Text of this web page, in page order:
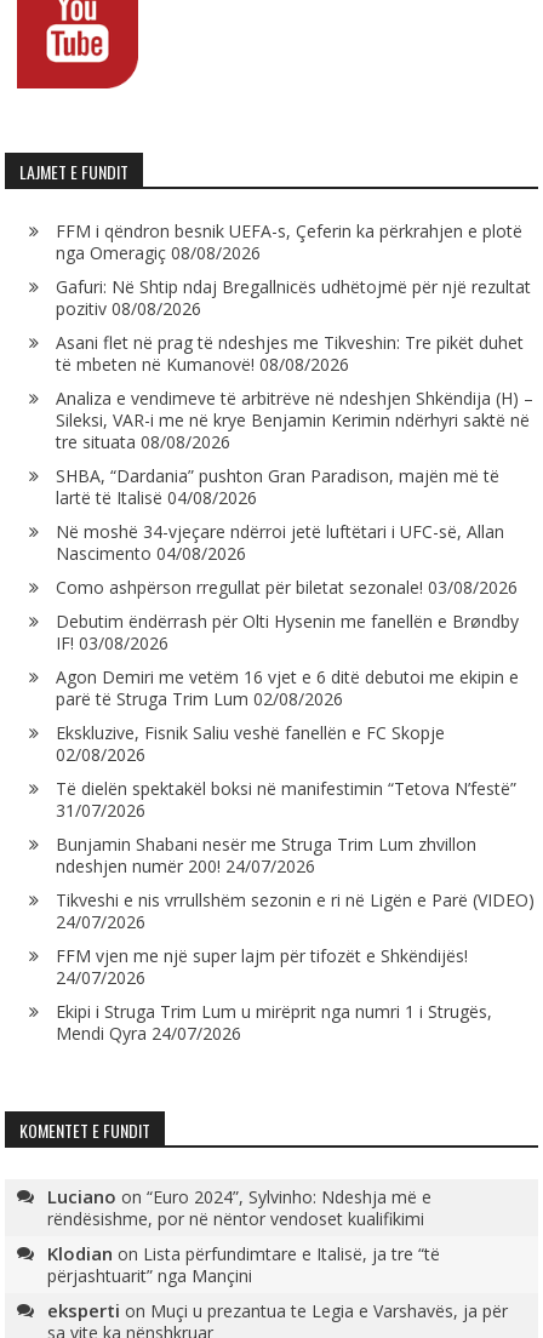
LAJMET E FUNDIT
FFM i qëndron besnik UEFA-s, Çeferin ka përkrahjen e plotë
nga Omeragiç 08/08/2026
Gafuri: Në Shtip ndaj Bregallnicës udhëtojmë për një rezultat
pozitiv 08/08/2026
Asani flet në prag të ndeshjes me Tikveshin: Tre pikët duhet
të mbeten në Kumanovë! 08/08/2026
Analiza e vendimeve të arbitrëve në ndeshjen Shkëndija (H) –
Sileksi, VAR-i me në krye Benjamin Kerimin ndërhyri saktë në
tre situata 08/08/2026
SHBA, “Dardania” pushton Gran Paradison, majën më të
lartë të Italisë 04/08/2026
Në moshë 34-vjeçare ndërroi jetë luftëtari i UFC-së, Allan
Nascimento 04/08/2026
Como ashpërson rregullat për biletat sezonale! 03/08/2026
Debutim ëndërrash për Olti Hysenin me fanellën e Brøndby
IF! 03/08/2026
Agon Demiri me vetëm 16 vjet e 6 ditë debutoi me ekipin e
parë të Struga Trim Lum 02/08/2026
Ekskluzive, Fisnik Saliu veshë fanellën e FC Skopje
02/08/2026
Të dielën spektakël boksi në manifestimin “Tetova N’festë”
31/07/2026
Bunjamin Shabani nesër me Struga Trim Lum zhvillon
ndeshjen numër 200! 24/07/2026
Tikveshi e nis vrrullshëm sezonin e ri në Ligën e Parë (VIDEO)
24/07/2026
FFM vjen me një super lajm për tifozët e Shkëndijës!
24/07/2026
Ekipi i Struga Trim Lum u mirëprit nga numri 1 i Strugës,
Mendi Qyra 24/07/2026
KOMENTET E FUNDIT
Luciano on“Euro 2024”, Sylvinho: Ndeshja më e
rëndësishme, por në nëntor vendoset kualifikimi
Klodian on Lista përfundimtare e Italisë, ja tre “të
përjashtuarit” nga Mançini
eksperti on Muçi u prezantua te Legia e Varshavës, ja për
sa vite ka nënshkruar